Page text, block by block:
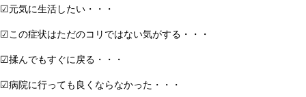
☑元気に生活したい・・・
☑この症状はただのコリではない気がする・・・
☑揉んでもすぐに戻る・・・
☑病院に行っても良くならなかった・・・